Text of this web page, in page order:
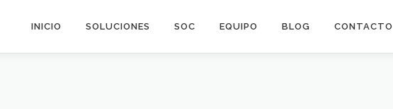
INICIO SOLUCIONES SOC EQUIPO BLOG CONTACTO